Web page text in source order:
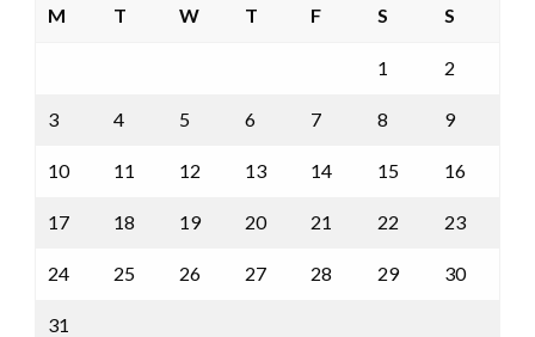
M T W T F S S
1 2
3 4 5 6 7 8 9
10 11 12 13 14 15 16
17 18 19 20 21 22 23
24 25 26 27 28 29 30
31